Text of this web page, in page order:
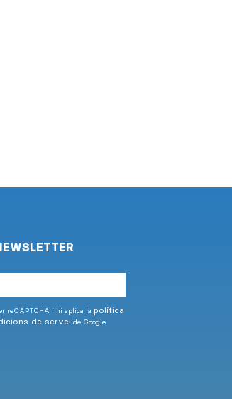
reCAPTCHA i hi aplica la política
de serveide Google.